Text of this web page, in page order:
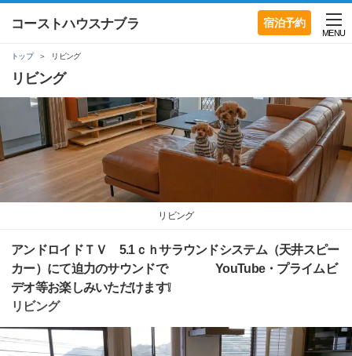
宿泊予約
コーストハウスナブラ
MENU
トップ リビング
リビング
リビング
アンドロイドＴＶ 5.1ｃｈサラウンドシステム（天井スピー
カー）にて迫力のサウンドで YouTube・プライムビ
デオ等お楽しみいただけます❕
リビング